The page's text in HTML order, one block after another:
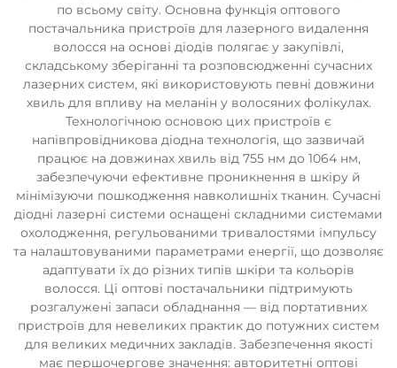
по всьому світу. Основна функція оптового
постачальника пристроїв для лазерного видалення
волосся на основі діодів полягає у закупівлі,
складському зберіганні та розповсюдженні сучасних
лазерних систем, які використовують певні довжини
хвиль для впливу на меланін у волосяних фолікулах.
Технологічною основою цих пристроїв є
напівпровідникова діодна технологія, що зазвичай
працює на довжинах хвиль від 755 нм до 1064 нм,
забезпечуючи ефективне проникнення в шкіру й
мінімізуючи пошкодження навколишніх тканин. Сучасні
діодні лазерні системи оснащені складними системами
охолодження, регульованими тривалостями імпульсу
та налаштовуваними параметрами енергії, що дозволяє
адаптувати їх до різних типів шкіри та кольорів
волосся. Ці оптові постачальники підтримують
розгалужені запаси обладнання — від портативних
пристроїв для невеликих практик до потужних систем
для великих медичних закладів. Забезпечення якості
має першочергове значення: авторитетні оптові